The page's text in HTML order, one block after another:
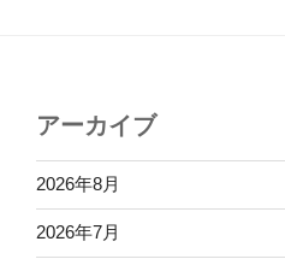
アーカイブ
2026年8月
2026年7月